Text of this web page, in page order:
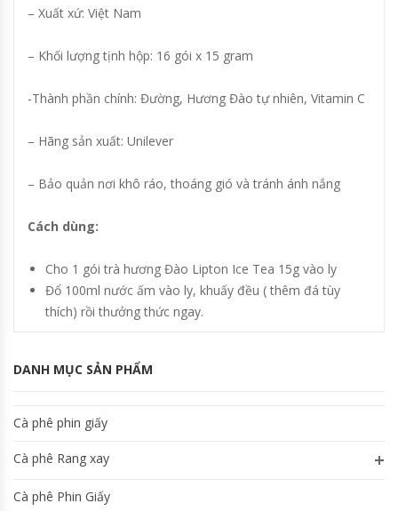
– Xuất xứ: Việt Nam
– Khối lượng tịnh hộp: 16 gói x 15 gram
-Thành phần chính: Đường, Hương Đào tự nhiên, Vitamin C
– Hãng sản xuất: Unilever
– Bảo quản nơi khô ráo, thoáng gió và tránh ánh nắng
Cách dùng:
Cho 1 gói trà hương Đào Lipton Ice Tea 15g vào ly
Đổ 100ml nước ấm vào ly, khuấy đều ( thêm đá tùy
thích) rồi thưởng thức ngay.
DANH MỤC SẢN PHẨM
Cà phê phin giấy
Cà phê Rang xay
Cà phê Phin Giấy